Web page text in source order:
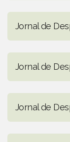
Jornal de
Jornal de
Jornal de